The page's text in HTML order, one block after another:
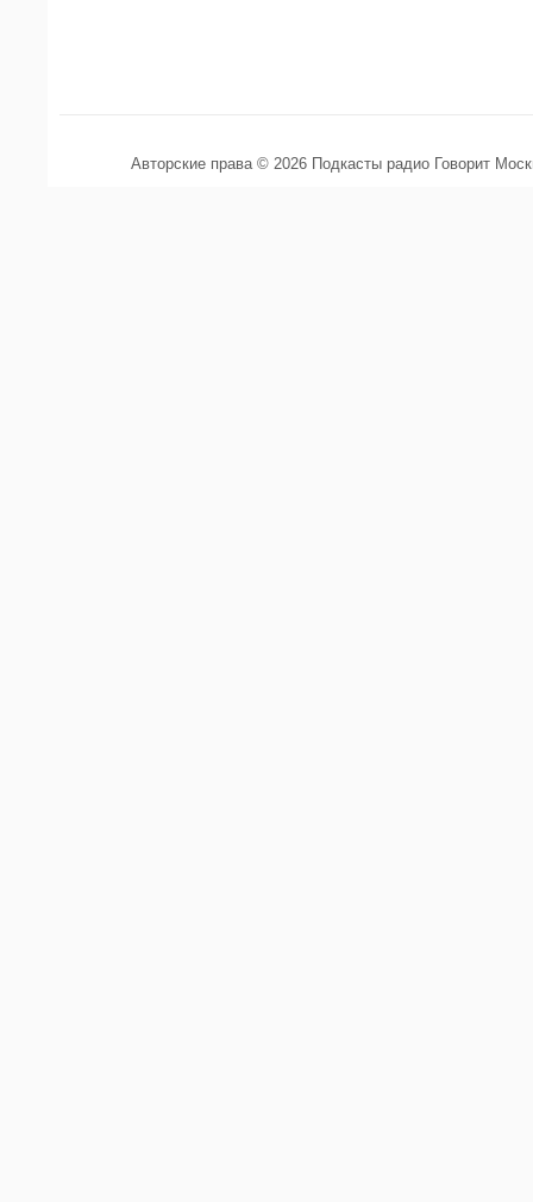
Авторские права © 2026 Подкасты радио Говорит